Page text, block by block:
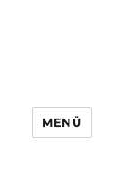
MENÜ